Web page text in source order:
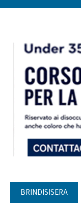
BRINDISISERA